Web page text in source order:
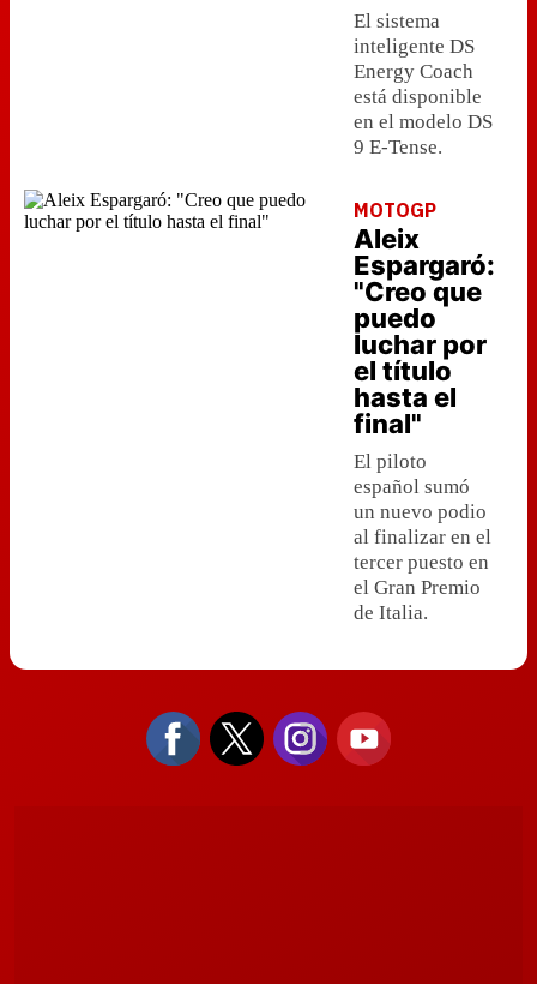
El sistema
inteligente DS
Energy Coach
está disponible
en el modelo DS
9 E-Tense.
MOTOGP
Aleix
Espargaró:
"Creo que
puedo
luchar por
el título
hasta el
final"
El piloto
español sumó
un nuevo podio
al finalizar en el
tercer puesto en
el Gran Premio
de Italia.